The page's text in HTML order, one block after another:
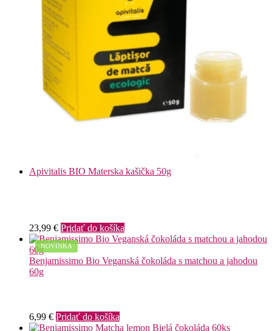
Apivitalis BIO Materska kašička 50g
23,99 € Pridať do košíka
NOVINKA
Benjamissimo Bio Veganská čokoláda s matchou a jahodou
60g
6,99 € Pridať do košíka